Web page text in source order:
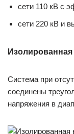
сети 110 кВ с
сети 220 кВ и
Система при
соединены
напряжения в